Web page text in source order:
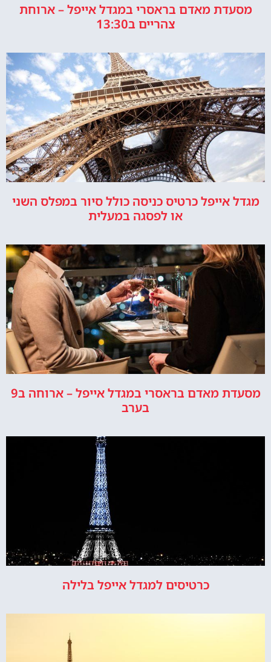
מסעדת מאדם בראסרי במגדל אייפל – ארוחת
צהריים ב13:30
מגדל אייפל כרטיס כניסה כולל סיור במפלס השני
או לפסגה במעלית
מסעדת מאדם בראסרי במגדל אייפל – ארוחה ב9
בערב
כרטיסים למגדל אייפל בלילה